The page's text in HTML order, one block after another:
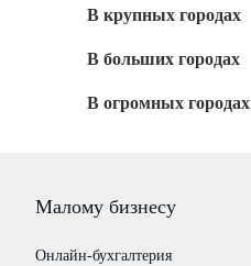
В крупных городах
В больших городах
В огромных городах
Малому бизнесу
Онлайн-бухгалтерия